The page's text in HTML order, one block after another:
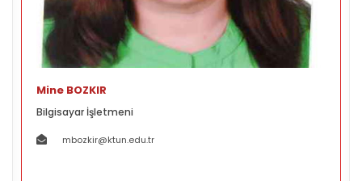
Mine BOZKIR
Bilgisayar İşletmeni
mbozkir@ktun.edu.tr